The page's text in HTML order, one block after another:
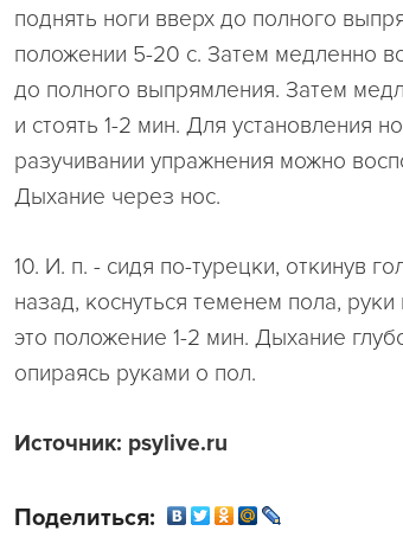
поднять ноги вверх до полного
положении 5-20 с. Затем медленно
до полного выпрямления. Затем
и стоять 1-2 мин. Для установления
разучивании упражнения можно
Дыхание через нос.
10. И. п. - сидя по-турецки, откинув
назад, коснуться теменем пола,
это положение 1-2 мин. Дыхание
опираясь руками о пол.
Источник: psylive.ru
Поделиться: